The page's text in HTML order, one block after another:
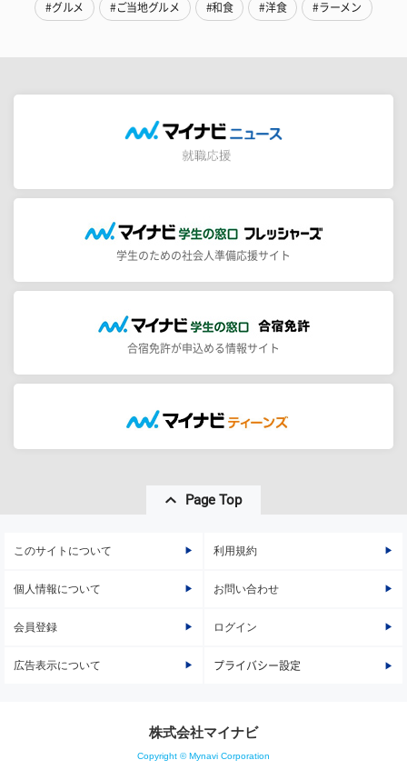
#グルメ #ご当地グルメ #和食 #洋食 #ラーメン
学生のための社会人準備応援サイト
合宿免許が申込める情報サイト
Page Top
このサイトについて 利用規約
個人情報について お問い合わせ
会員登録 ログイン
広告表示について プライバシー設定
株式会社マイナビ
Copyright © Mynavi Corporation